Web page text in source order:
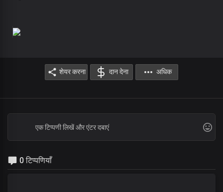
शेयर करना दान देना अधिक
0 टिप्पणियाँ